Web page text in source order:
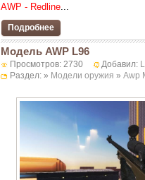
AWP - Redline
Подробнее
Модель AWP L96
Просмотров: 2730 Добавил:
Раздел: » Модели оружия » Awp